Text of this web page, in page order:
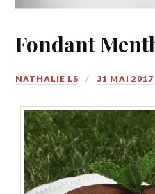
Fondant
NATHALIE LS 31 MAI 2017